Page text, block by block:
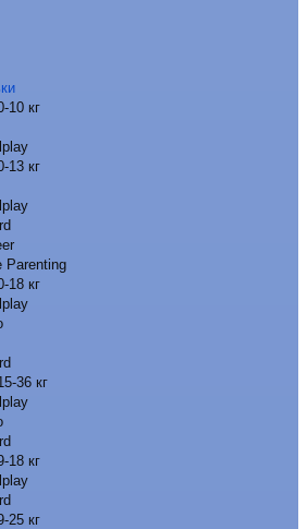
10 кг
13 кг
Parenting
18 кг
36 кг
18 кг
25 кг